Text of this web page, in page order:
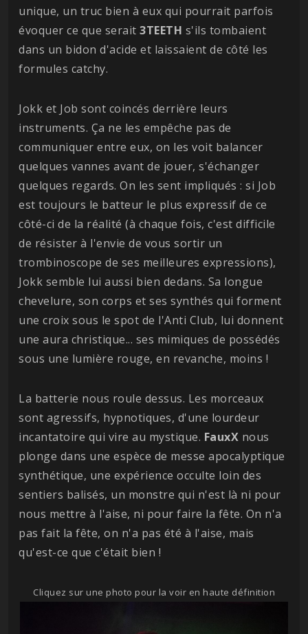
unique, un truc bien à eux qui pourrait parfois
évoquer ce que serait 3TEETH s'ils tombaient
dans un bidon d'acide et laissaient de côté les
formules catchy.
Jokk et Job sont coincés derrière leurs
instruments. Ça ne les empêche pas de
communiquer entre eux, on les voit balancer
quelques vannes avant de jouer, s'échanger
quelques regards. On les sent impliqués : si Job
est toujours le batteur le plus expressif de ce
côté-ci de la réalité (à chaque fois, c'est difficile
de résister à l'envie de vous sortir un
trombinoscope de ses meilleures expressions),
Jokk semble lui aussi bien dedans. Sa longue
chevelure, son corps et ses synthés qui forment
une croix sous le spot de l'Anti Club, lui donnent
une aura christique... ses mimiques de possédés
sous une lumière rouge, en revanche, moins !
La batterie nous roule dessus. Les morceaux
sont agressifs, hypnotiques, d'une lourdeur
incantatoire qui vire au mystique. FauxX nous
plonge dans une espèce de messe apocalyptique
synthétique, une expérience occulte loin des
sentiers balisés, un monstre qui n'est là ni pour
nous mettre à l'aise, ni pour faire la fête. On n'a
pas fait la fête, on n'a pas été à l'aise, mais
qu'est-ce que c'était bien !
Cliquez sur une photo pour la voir en haute définition